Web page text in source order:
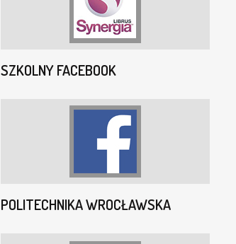
SZKOLNY FACEBOOK
POLITECHNIKA WROCŁAWSKA